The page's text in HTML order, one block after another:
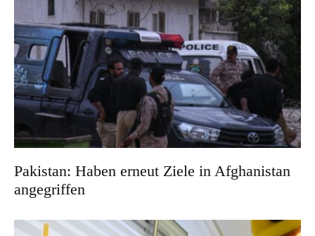
Pakistan: Haben erneut Ziele in Afghanistan
angegriffen